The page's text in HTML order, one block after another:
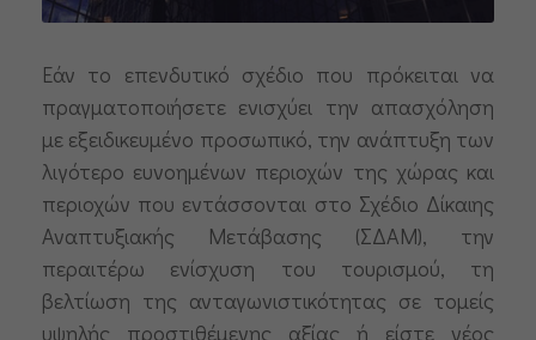
Εάν το επενδυτικό σχέδιο που πρόκειται να
πραγματοποιήσετε ενισχύει την απασχόληση
με εξειδικευμένο προσωπικό, την ανάπτυξη των
λιγότερο ευνοημένων περιοχών της χώρας και
περιοχών που εντάσσονται στο Σχέδιο Δίκαιης
Αναπτυξιακής Μετάβασης (ΣΔΑΜ), την
περαιτέρω ενίσχυση του τουρισμού, τη
βελτίωση της ανταγωνιστικότητας σε τομείς
υψηλής προστιθέμενης αξίας ή είστε νέος